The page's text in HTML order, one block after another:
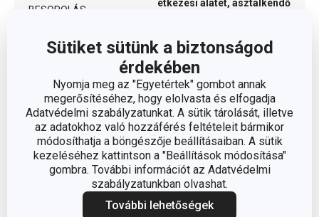
Sütiket sütünk a biztonságod
érdekében
Nyomja meg az "Egyetértek" gombot annak
megerősítéséhez, hogy elolvasta és elfogadja
Adatvédelmi szabályzatunkat. A sütik tárolását, illetve
az adatokhoz való hozzáférés feltételeit bármikor
módosíthatja a böngészője beállításaiban. A sütik
kezeléséhez kattintson a "Beállítások módosítása"
gombra. További információt az Adatvédelmi
szabályzatunkban olvashat.
További lehetőségek
BESOROLÁS
étkezési alátét, asztalkendő
TÍPUS étkezési alátét
TISZTÍTÁS
MOSOGATÓGÉPBEN
Nem
EAN 8595028437829
A GARANCIÁLIS
IDŐSZAK (ÉVEKBEN)